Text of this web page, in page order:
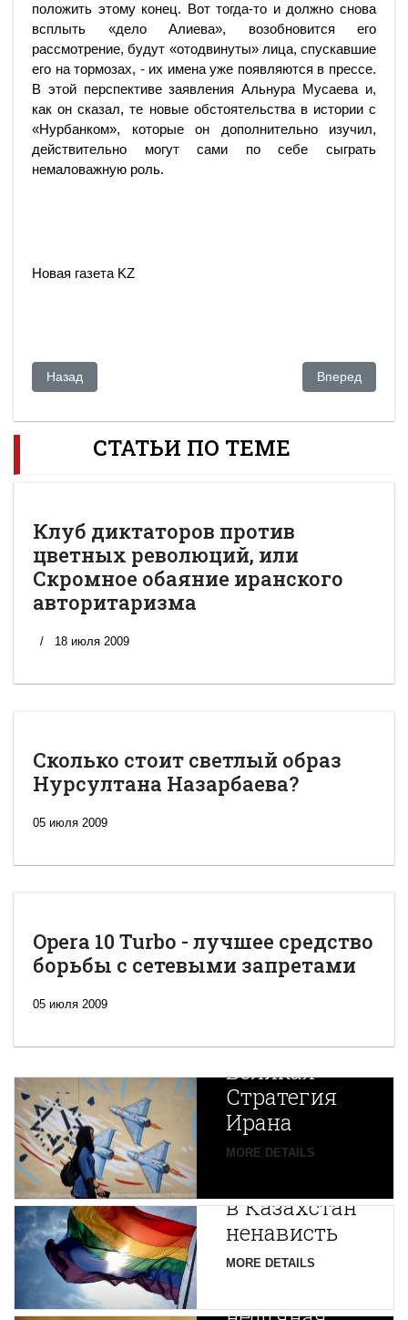
положить этому конец. Вот тогда-то и должно снова
всплыть «дело Алиева», возобновится его
рассмотрение, будут «отодвинуты» лица, спускавшие
его на тормозах, - их имена уже появляются в прессе.
В этой перспективе заявления Альнура Мусаева и,
как он сказал, те новые обстоятельства в истории с
«Нурбанком», которые он дополнительно изучил,
действительно могут сами по себе сыграть
немаловажную роль.
Новая газета KZ
Предыдущий: Маргулан Сейсембаев может стать вторым
Назад Следующий:
Вперед
СТАТЬИ ПО ТЕМЕ
Клуб диктаторов против
цветных революций, или
Скромное обаяние иранского
авторитаризма
18 июля 2009
Сколько стоит светлый образ
Нурсултана Назарбаева?
05 июля 2009
Opera 10 Turbo - лучшее средство
борьбы с сетевыми запретами
05 июля 2009
Новая
Великая
Стратегия
Ирана
MORE DETAILS
Путин
в Казахстан
ненависть
MORE DETAILS
Центральной
Азии
зарождается